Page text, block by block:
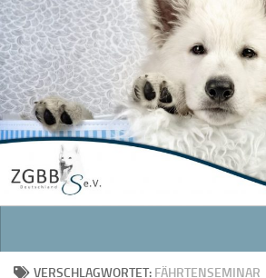
Zum Inhalt springen
VERSCHLAGWORTET: FÄHRTENSEMINAR